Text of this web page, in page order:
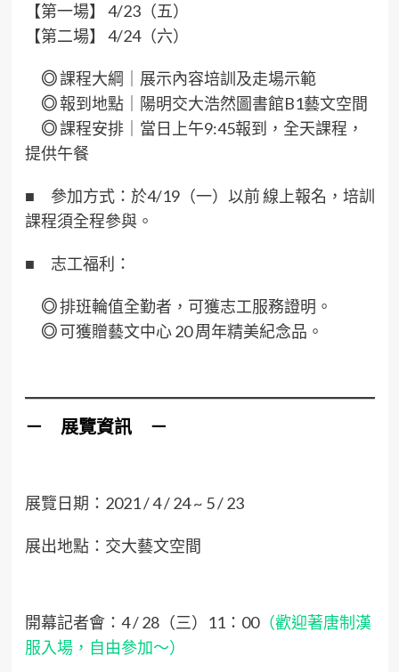
【第一場】 4/23（五）
【第二場】 4/24（六）
◎課程大綱｜展示內容培訓及走場示範
◎報到地點｜陽明交大浩然圖書館B1藝文空間
◎課程安排｜當日上午9:45報到，全天課程，
提供午餐
■
參加方式：於4/19（一）以前 線上報名，培訓
課程須全程參與。
■ 志工福利：
◎排班輪值全勤者，可獲志工服務證明。
◎可獲贈藝文中心 20 周年精美紀念品。
－ 展覽資訊 －
展覽日期：2021 / 4 / 24 ~ 5 / 23
展出地點：交大藝文空間
開幕記者會：4 / 28（三）11：00（歡迎著唐制漢
服入場，自由參加～）